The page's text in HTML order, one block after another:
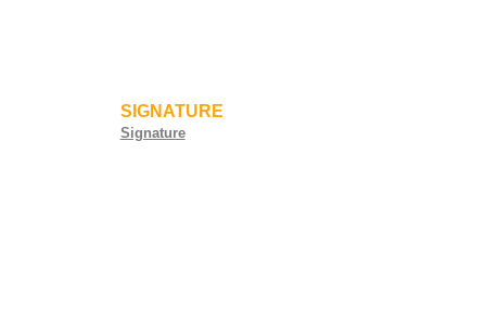
SIGNATURE
Signature